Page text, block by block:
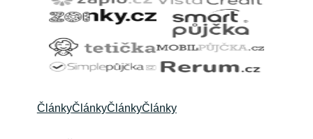
ČlánkyČlánkyČlánkyČlánky